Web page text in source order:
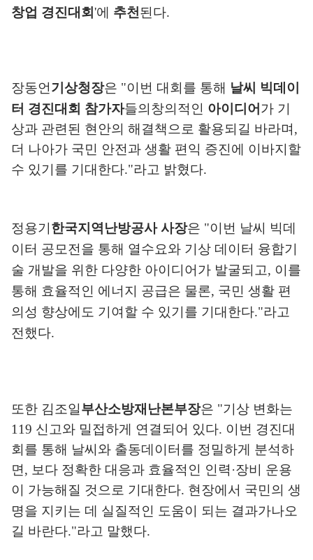
창업 경진대회'에 추천된다.
장동언기상청장은 "이번 대회를 통해 날씨 빅데이
터 경진대회 참가자들의창의적인 아이디어 가 기
상과 관련된 현안의 해결책으로 활용되길 바라며,
더 나아가 국민 안전과 생활 편익 증진에 이바지할
수 있기를 기대한다."라고 밝혔다.
정용기한국지역난방공사 사장은 "이번 날씨 빅데
이터 공모전을 통해 열수요와 기상 데이터 융합기
술 개발을 위한 다양한 아이디어가 발굴되고, 이를
통해 효율적인 에너지 공급은 물론, 국민 생활 편
의성 향상에도 기여할 수 있기를 기대한다."라고
전했다.
또한 김조일부산소방재난본부장은 "기상 변화는
119 신고와 밀접하게 연 결되어 있다. 이번 경진대
회를 통해 날씨와 출동데이터를 정밀하게 분석하
면, 보다 정확한 대응과 효율적인 인력 ·장비 운용
이 가능해질 것으로 기대한다. 현장에서 국민의 생
명을 지키는 데 실질적인 도움이 되는 결과가나오
길 바란다."라고 말했다.